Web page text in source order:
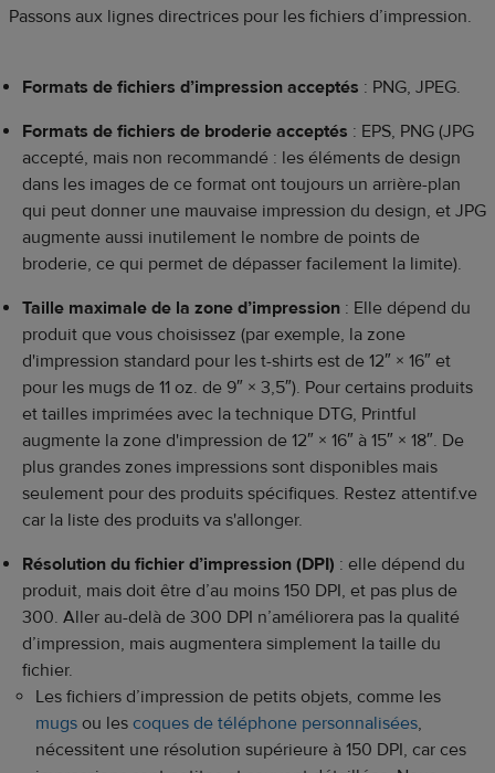
Passons aux lignes directrices pour les fichiers d’impression.
Formats de fichiers d’impression acceptés : PNG, JPEG.
Formats de fichiers de broderie acceptés : EPS, PNG (JPG
accepté, mais non recommandé : les éléments de design
dans les images de ce format ont toujours un arrière-plan
qui peut donner une mauvaise impression du design, et JPG
augmente aussi inutilement le nombre de points de
broderie, ce qui permet de dépasser facilement la limite).
Taille maximale de la zone d’impression : Elle dépend du
produit que vous choisissez (par exemple, la zone
d'impression standard pour les t-shirts est de 12″ × 16″ et
pour les mugs de 11 oz. de 9″ × 3,5″). Pour certains produits
et tailles imprimées avec la technique DTG, Printful
augmente la zone d'impression de 12″ × 16″ à 15″ × 18″. De
plus grandes zones impressions sont disponibles mais
seulement pour des produits spécifiques. Restez attentif.ve
car la liste des produits va s'allonger.
Résolution du fichier d’impression (DPI) : elle dépend du
produit, mais doit être d’au moins 150 DPI, et pas plus de
300. Aller au-delà de 300 DPI n’améliorera pas la qualité
d’impression, mais augmentera simplement la taille du
fichier.
Les fichiers d’impression de petits objets, comme les
mugs ou les coques de téléphone personnalisées,
nécessitent une résolution supérieure à 150 DPI, car ces